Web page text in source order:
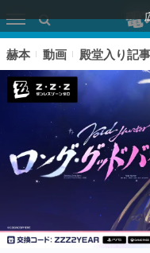
赫本 動画 殿堂入り記事